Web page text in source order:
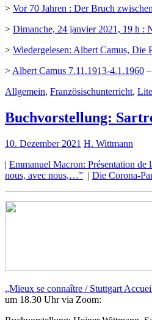
> Vor 70 Jahren : Der Bruch
> Dimanche, 24 janvier 2021, 19 h :
> Wiedergelesen: Albert Camus, Die
> Albert Camus 7.11.1913-4.1.1960
Allgemein, Französischunterricht,
Buchvorstellung:
10. Dezember 2021 H. Wittmann
| Emmanuel Macron: Présentation de
nous, avec nous,…” | Die Corona-
„Mieux se connaître / Stuttgart
um 18.30 Uhr via Zoom: